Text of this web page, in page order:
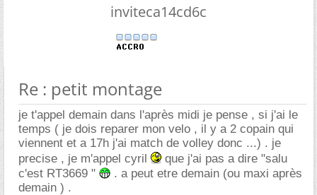
inviteca14cd6c
Re : petit montage
je t'appel demain dans l'après midi je pense , si j'ai le
temps ( je dois reparer mon velo , il y a 2 copain qui
viennent et a 17h j'ai match de volley donc ...) . je
precise , je m'appel cyril
que j'ai pas a dire "salu
c'est RT3669 "
. a peut etre demain (ou maxi après
demain ) .